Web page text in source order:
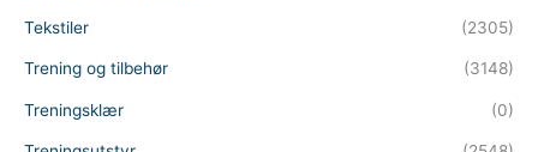
Tekstiler (2305)
Trening og tilbehør (3148)
Treningsklær (0)